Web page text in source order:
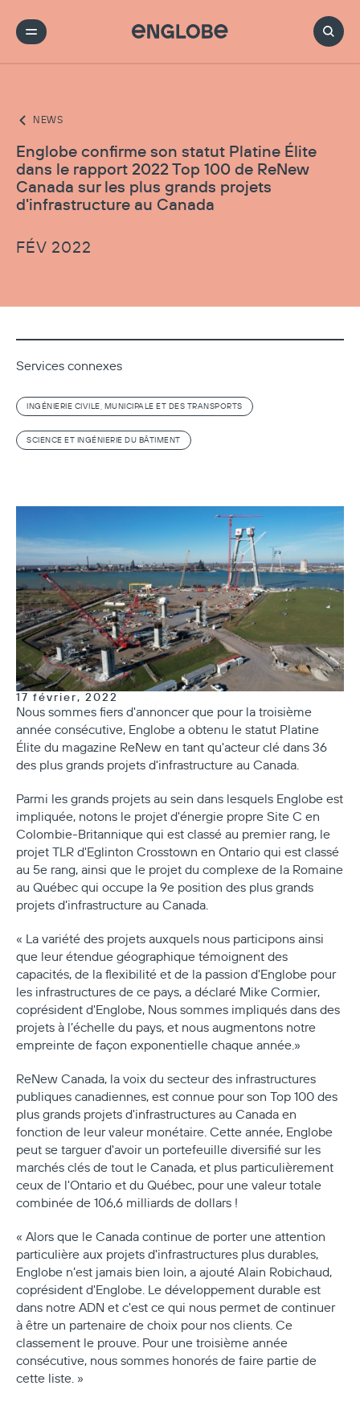
NEWS
Englobe confirme son statut Platine Élite
dans le rapport 2022 Top 100 de ReNew
Canada sur les plus grands projets
d'infrastructure au Canada
FÉV 2022
Services connexes
INGÉNIERIE CIVILE, MUNICIPALE ET DES TRANSPORTS
SCIENCE ET INGÉNIERIE DU BÂTIMENT
17 février, 2022
Nous sommes fiers d'annoncer que pour la troisième
année consécutive, Englobe a obtenu le statut Platine
Élite du magazine ReNew en tant qu'acteur clé dans 36
des plus grands projets d'infrastructure au Canada.
Parmi les grands projets au sein dans lesquels Englobe est
impliquée, notons le projet d'énergie propre Site C en
Colombie-Britannique qui est classé au premier rang, le
projet TLR d'Eglinton Crosstown en Ontario qui est classé
au 5e rang, ainsi que le projet du complexe de la Romaine
au Québec qui occupe la 9e position des plus grands
projets d’infrastructure au Canada.
« La variété des projets auxquels nous participons ainsi
que leur étendue géographique témoignent des
capacités, de la flexibilité et de la passion d'Englobe pour
les infrastructures de ce pays, a déclaré Mike Cormier,
coprésident d'Englobe, Nous sommes impliqués dans des
projets à l’échelle du pays, et nous augmentons notre
empreinte de façon exponentielle chaque année.»
ReNew Canada, la voix du secteur des infrastructures
publiques canadiennes, est connue pour son Top 100 des
plus grands projets d'infrastructures au Canada en
fonction de leur valeur monétaire. Cette année, Englobe
peut se targuer d'avoir un portefeuille diversifié sur les
marchés clés de tout le Canada, et plus particulièrement
ceux de l'Ontario et du Québec, pour une valeur totale
combinée de 106,6 milliards de dollars !
« Alors que le Canada continue de porter une attention
particulière aux projets d'infrastructures plus durables,
Englobe n’est jamais bien loin, a ajouté Alain Robichaud,
coprésident d'Englobe. Le développement durable est
dans notre ADN et c'est ce qui nous permet de continuer
à être un partenaire de choix pour nos clients. Ce
classement le prouve. Pour une troisième année
consécutive, nous sommes honorés de faire partie de
cette liste. »